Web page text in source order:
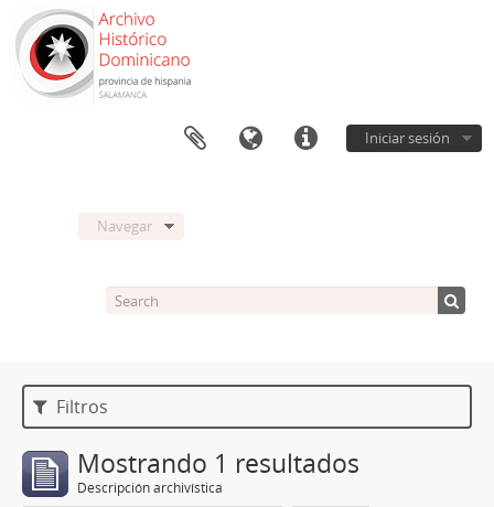
Iniciar sesión
Navegar
Filtros
Mostrando 1 resultados
Descripción archivística